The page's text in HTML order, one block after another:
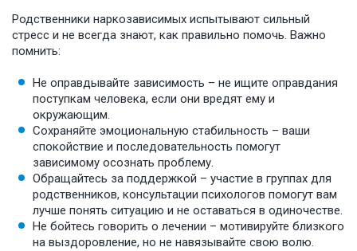
Родственники наркозависимых испытывают сильный
стресс и не всегда знают, как правильно помочь. Важно
помнить:
Не оправдывайте зависимость – не ищите оправдания
поступкам человека, если они вредят ему и
окружающим.
Сохраняйте эмоциональную стабильность – ваши
спокойствие и последовательность помогут
зависимому осознать проблему.
Обращайтесь за поддержкой – участие в группах для
родственников, консультации психологов помогут вам
лучше понять ситуацию и не оставаться в одиночестве.
Не бойтесь говорить о лечении – мотивируйте близкого
на выздоровление, но не навязывайте свою волю.